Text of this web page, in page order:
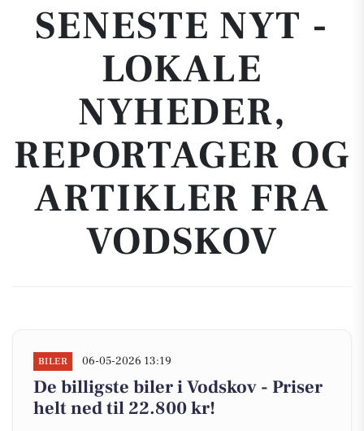
SENESTE NYT -
LOKALE
NYHEDER,
REPORTAGER OG
ARTIKLER FRA
VODSKOV
BILER 06-05-2026 13:19
De billigste biler i Vodskov - Priser
helt ned til 22.800 kr!